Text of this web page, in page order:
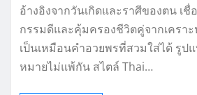
อ้างอิงจากวันเกิดและราศีของตน เชื่
กรรมดีและคุ้มครองชีวิตคู่จากเครา
เป็นเหมือนคำอวยพรที่สวมใส่ได้ รูป
หมายไม่แพ้กัน สไตล์ Thai…